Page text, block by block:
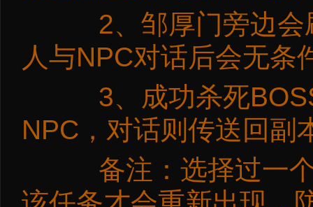
2、邹厚门旁边会
人与NPC对话后会无条
3、成功杀死
NPC，对话则传送回副
备注：选择过一个